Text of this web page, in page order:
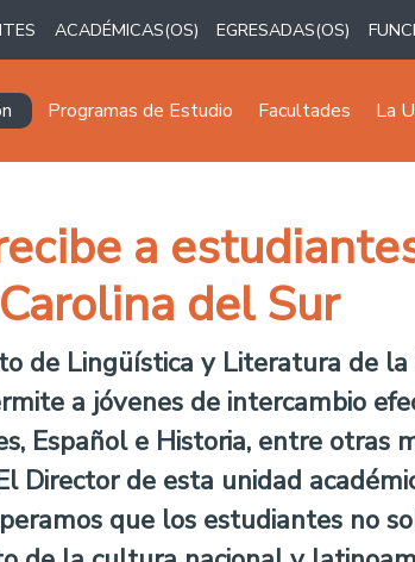
ACADÉMICAS(OS) EGRESADAS(OS)
principal
Programas de Estudio Facultades La
a
del Sur
de Lingüística y Literatura de
a jóvenes de intercambio
Español e Historia, entre otras
de esta unidad
que los estudiantes no